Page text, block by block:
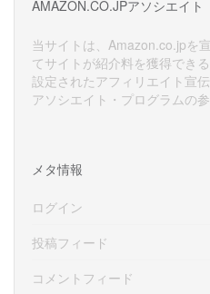
ブ
AMAZON.CO.JPアソシエイト
当サイトは、Amazon.co.jpを
てサイトが紹介料を獲得でき
設定されたアフィリエイト宣
アソシエイト・プログラムの参
メタ情報
ログイン
投稿フィード
コメントフィード